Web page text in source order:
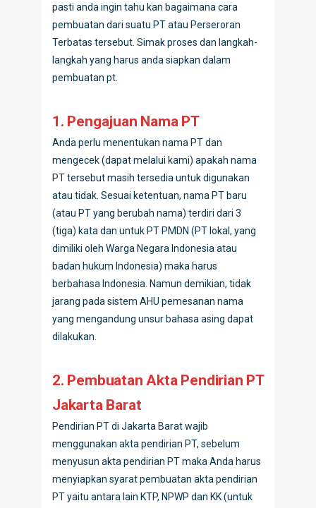
pasti anda ingin tahu kan bagaimana cara
pembuatan dari suatu PT atau Perseroran
Terbatas tersebut. Simak proses dan langkah-
langkah yang harus anda siapkan dalam
pembuatan pt.
1. Pengajuan Nama PT
Anda perlu menentukan nama PT dan
mengecek (dapat melalui kami) apakah nama
PT tersebut masih tersedia untuk digunakan
atau tidak. Sesuai ketentuan, nama PT baru
(atau PT yang berubah nama) terdiri dari 3
(tiga) kata dan untuk PT PMDN (PT lokal, yang
dimiliki oleh Warga Negara Indonesia atau
badan hukum Indonesia) maka harus
berbahasa Indonesia. Namun demikian, tidak
jarang pada sistem AHU pemesanan nama
yang mengandung unsur bahasa asing dapat
dilakukan.
2. Pembuatan Akta Pendirian PT
Jakarta Barat
Pendirian PT di Jakarta Barat wajib
menggunakan akta pendirian PT, sebelum
menyusun akta pendirian PT maka Anda harus
menyiapkan syarat pembuatan akta pendirian
PT yaitu antara lain KTP, NPWP dan KK (untuk